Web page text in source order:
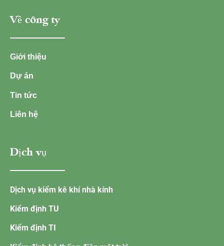
Về công ty
Giới thiệu
Dự án
Tin tức
Liên hệ
Dịch vụ
Dịch vụ kiểm kê khí nhà kính
Kiểm định TU
Kiểm định TI